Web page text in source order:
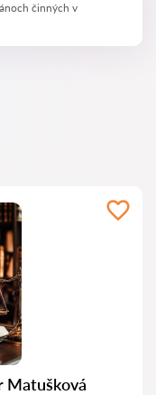
činných v
Matušková